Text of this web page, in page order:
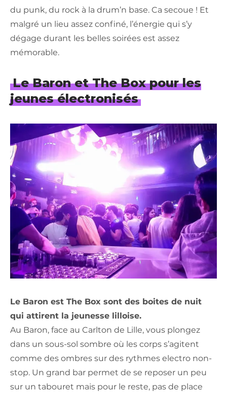
du punk, du rock à la drum’n base. Ca secoue ! Et
malgré un lieu assez confiné, l’énergie qui s’y
dégage durant les belles soirées est assez
mémorable.
Le Baron et The Box pour les
jeunes électronisés
Le Baron est The Box sont des boites de nuit
qui attirent la jeunesse lilloise.
Au Baron, face au Carlton de Lille, vous plongez
dans un sous-sol sombre où les corps s’agitent
comme des ombres sur des rythmes electro non-
stop. Un grand bar permet de se reposer un peu
sur un tabouret mais pour le reste, pas de place